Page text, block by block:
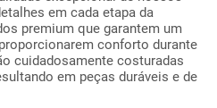
em cada etapa da
premium que garantem um
conforto durante
cuidadosamente costuradas
em peças duráveis e de